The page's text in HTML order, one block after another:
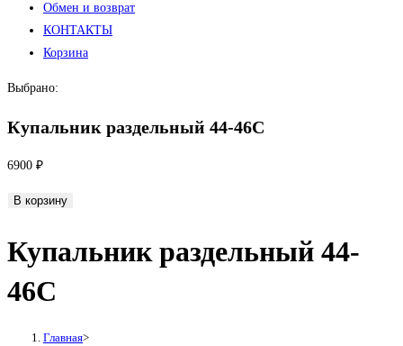
Обмен и возврат
КОНТАКТЫ
Корзина
Выбрано:
Купальник раздельный 44-46С
6900 ₽
Количество
Купальник
раздельный
44-
В корзину
Купальник раздельный 44-
46С
Главная>